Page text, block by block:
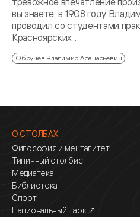
вы знаете, в 1908 году
проводил со студентами
Красноярских...
Обручев Владимир Афанасьевич
О СТОЛБАХ
Философия и менталитет
Типичный столбист
Медиатека
Библиотека
Спорт
Национальный парк ↗